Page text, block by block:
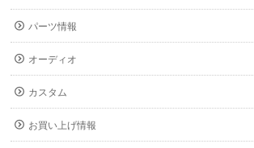
パーツ情報
オーディオ
カスタム
お買い上げ情報